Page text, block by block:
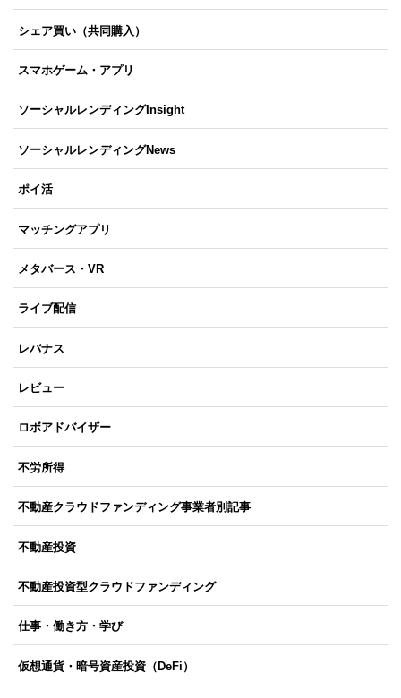
シェア買い（共同購入）
スマホゲーム・アプリ
ソーシャルレンディングInsight
ソーシャルレンディングNews
ポイ活
マッチングアプリ
メタバース・VR
ライブ配信
レバナス
レビュー
ロボアドバイザー
不労所得
不動産クラウドファンディング事業者別記事
不動産投資
不動産投資型クラウドファンディング
仕事・働き方・学び
仮想通貨・暗号資産投資（DeFi）